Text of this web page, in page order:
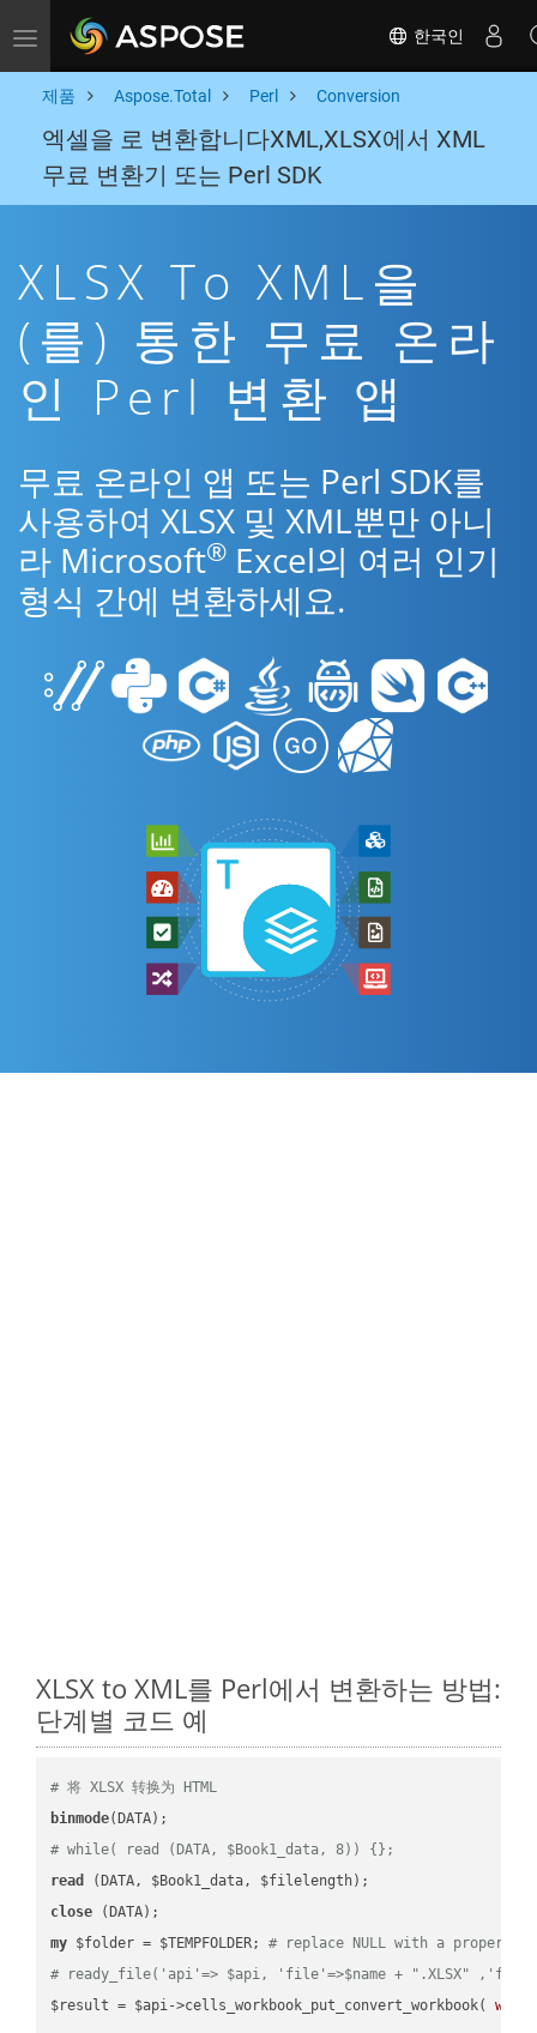
Toggle navigation 한국인
제품 Aspose.Total Perl Conversion
엑셀을 로 변환합니다XML,XLSX에서 XML
무료 변환기 또는 Perl SDK
XLSX To XML을
(를) 통한 무료 온라
인 Perl 변환 앱
무료 온라인 앱 또는 Perl SDK를
사용하여 XLSX 및 XML뿐만 아니
라 Microsoft® Excel의 여러 인기
형식 간에 변환하세요.
XLSX to XML를 Perl에서 변환하는 방법:
단계별 코드 예
# 将 XLSX 转换为 HTML
binmode
# while( read (DATA, $Book1_data, 8)) {};
read
close
my $folder = $TEMPFOLDER; # replace NULL with a proper
# ready_file('api'=> $api, 'file'=>$name + ".XLSX"
$result = $api->cells_workbook_put_convert_workbook(